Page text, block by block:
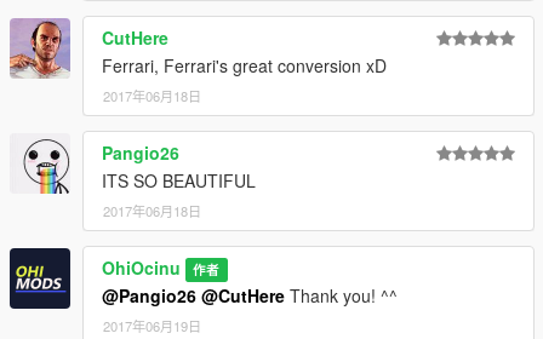
CutHere
Ferrari, Ferrari's great conversion xD
2017年06月18日
Pangio26
ITS SO BEAUTIFUL
2017年06月18日
OhiOcinu 作者
@Pangio26 @CutHere Thank you! ^^
2017年06月19日